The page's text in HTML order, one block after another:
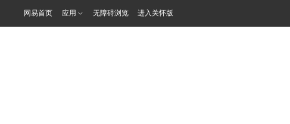
网易首页 应用 无障碍浏览 进入关怀版